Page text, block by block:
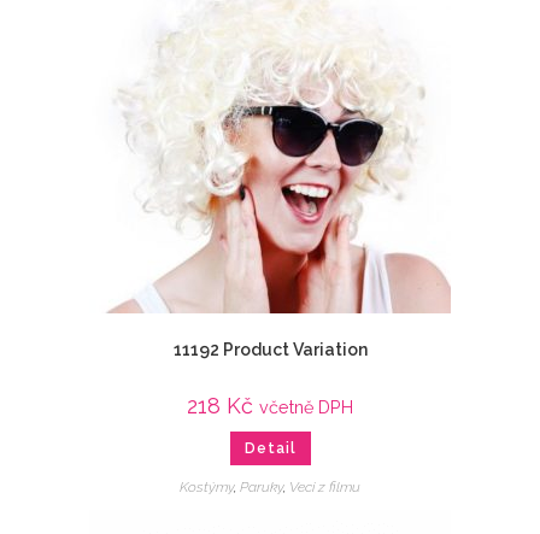
11192 Product Variation
218 Kč včetně DPH
Detail
Kostýmy, Paruky, Veci z filmu